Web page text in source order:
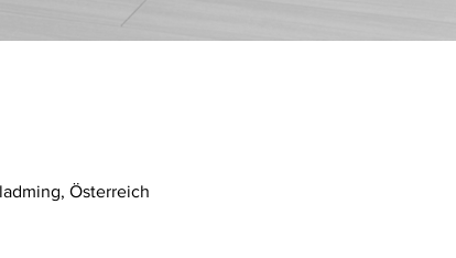
Österreich